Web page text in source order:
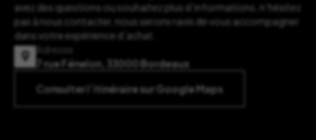
avez des questions ou souhaitez plus d’informations, n’hésitez
pas à nous contacter, nous serons ravis de vous accompagner
dans votre expérience d’achat.
Adresse
7 rue Fénelon, 33000 Bordeaux
Consulter l’itinéraire sur Google Maps